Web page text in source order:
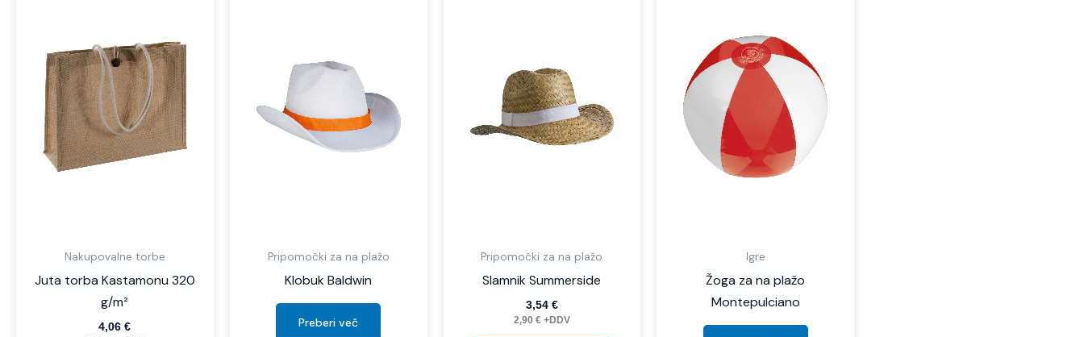
Nakupovalne torbe
Juta torba Kastamonu 320
g/m²
4,06€
Pripomočki za na plažo
Klobuk Baldwin
Preberi več
Pripomočki za na plažo
Slamnik Summerside
3,54 €
2,90 €+DDV
Igre
Žoga za na plažo
Montepulciano